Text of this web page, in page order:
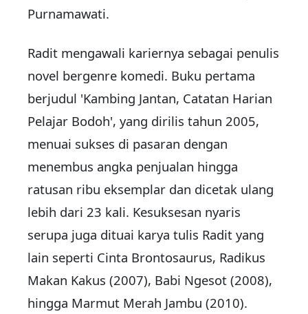
Purnamawati.
Radit mengawali kariernya sebagai penulis
novel bergenre komedi. Buku pertama
berjudul 'Kambing Jantan, Catatan Harian
Pelajar Bodoh', yang dirilis tahun 2005,
menuai sukses di pasaran dengan
menembus angka penjualan hingga
ratusan ribu eksemplar dan dicetak ulang
lebih dari 23 kali. Kesuksesan nyaris
serupa juga dituai karya tulis Radit yang
lain seperti Cinta Brontosaurus, Radikus
Makan Kakus (2007), Babi Ngesot (2008),
hingga Marmut Merah Jambu (2010).